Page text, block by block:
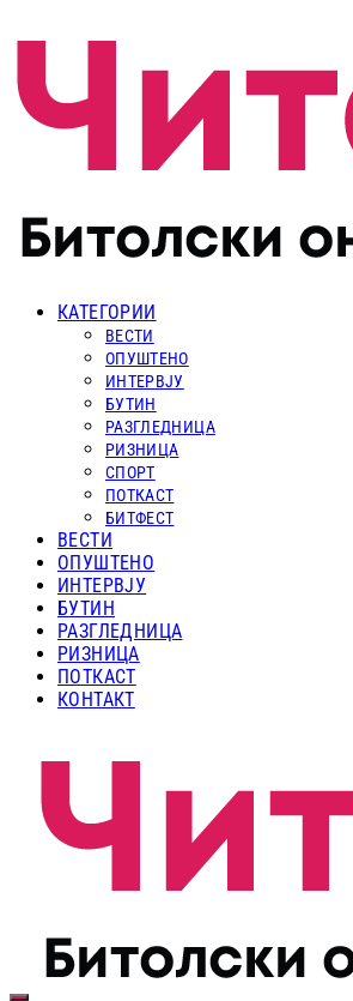
КАТЕГОРИИ
ВЕСТИ
ОПУШТЕНО
ИНТЕРВЈУ
БУТИН
РАЗГЛЕДНИЦА
РИЗНИЦА
СПОРТ
ПОТКАСТ
БИТФЕСТ
ВЕСТИ
ОПУШТЕНО
ИНТЕРВЈУ
БУТИН
РАЗГЛЕДНИЦА
РИЗНИЦА
ПОТКАСТ
КОНТАКТ